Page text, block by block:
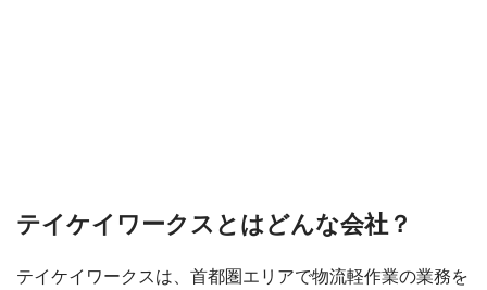
テイケイワークスとはどんな会社？
テイケイワークスは、首都圏エリアで物流軽作業の業務を